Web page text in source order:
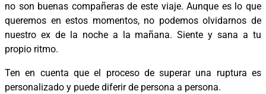
no son buenas compañeras de este viaje. Aunque es lo que
queremos en estos momentos, no podemos olvidarnos de
nuestro ex de la noche a la mañana. Siente y sana a tu
propio ritmo.
Ten en cuenta que el proceso de superar una ruptura es
personalizado y puede diferir de persona a persona.